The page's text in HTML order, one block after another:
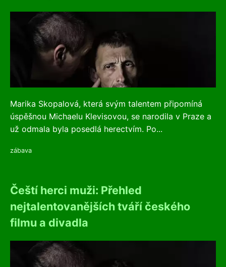
Marika Skopalová, která svým talentem připomíná
úspěšnou Michaelu Klevisovou, se narodila v Praze a
už odmala byla posedlá herectvím. Po...
zábava
Čeští herci muži: Přehled
nejtalentovanějších tváří českého
filmu a divadla